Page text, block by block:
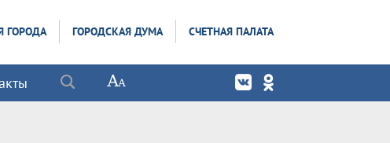
ГОРОДА ГОРОДСКАЯ ДУМА СЧЕТНАЯ ПАЛАТА